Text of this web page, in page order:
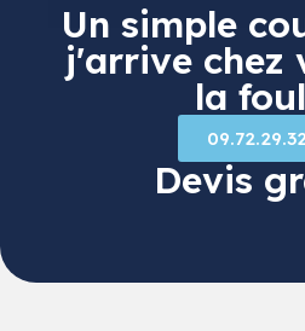
Un simple
j'arrive chez
la
Devis